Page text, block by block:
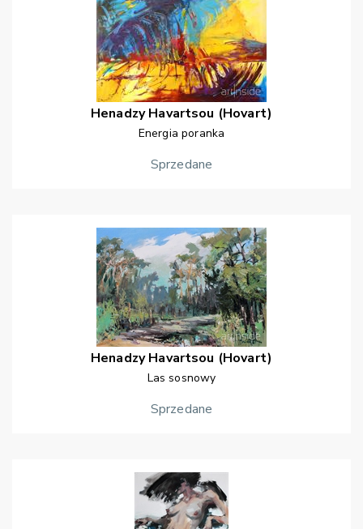
Henadzy Havartsou (Hovart)
Energia poranka
Sprzedane
Henadzy Havartsou (Hovart)
Las sosnowy
Sprzedane